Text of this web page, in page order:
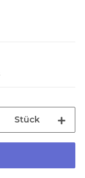
Stück